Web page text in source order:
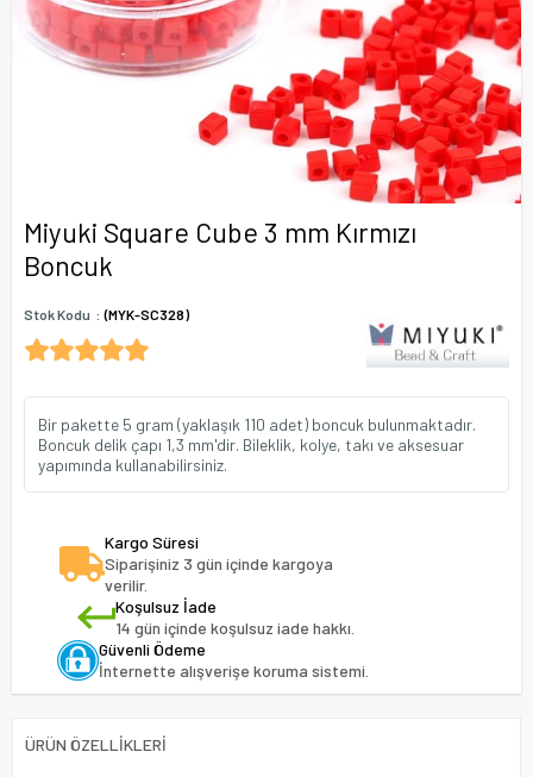
Miyuki Square Cube 3 mm Kırmızı
Boncuk
Stok Kodu (MYK-SC328)
Bir pakette 5 gram (yaklaşık 110 adet) boncuk bulunmaktadır.
Boncuk delik çapı 1,3 mm'dir. Bileklik, kolye, takı ve aksesuar
yapımında kullanabilirsiniz.
Kargo Süresi
Siparişiniz 3 gün içinde kargoya
verilir.
Koşulsuz İade
14 gün içinde koşulsuz iade hakkı.
Güvenli Ödeme
İnternette alışverişe koruma sistemi.
ÜRÜN ÖZELLIKLERI